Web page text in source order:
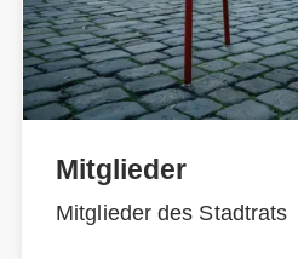
Mitglieder
Mitglieder des Stadtrats